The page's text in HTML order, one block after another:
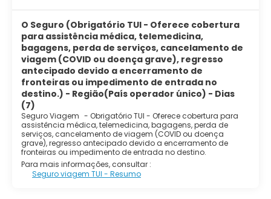
O Seguro (Obrigatório TUI - Oferece cobertura
para assistência médica, telemedicina,
bagagens, perda de serviços, cancelamento de
viagem (COVID ou doença grave), regresso
antecipado devido a encerramento de
fronteiras ou impedimento de entrada no
destino.) - Região(País operador único) - Dias
(7)
Seguro Viagem - Obrigatório TUI - Oferece cobertura para
assistência médica, telemedicina, bagagens, perda de
serviços, cancelamento de viagem (COVID ou doença
grave), regresso antecipado devido a encerramento de
fronteiras ou impedimento de entrada no destino.
Para mais informações, consultar :
Seguro viagem TUI - Resumo